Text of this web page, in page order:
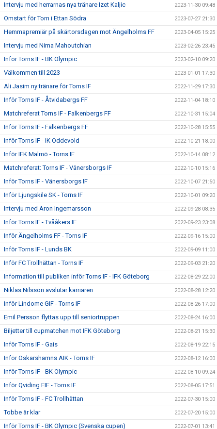
Intervju med herrarnas nya tränare Izet Kaljic 2023-11-30 09:48
Omstart för Torn i Ettan Södra 2023-07-27 21:30
Hemmapremiär på skärtorsdagen mot Ängelholms FF 2023-04-05 15:25
Intervju med Nima Mahoutchian 2023-02-26 23:45
Inför Torns IF - BK Olympic 2023-02-10 09:20
Välkommen till 2023 2023-01-01 17:30
Ali Jasim ny tränare för Torns IF 2022-11-29 17:30
Inför Torns IF - Åtvidabergs FF 2022-11-04 18:10
Matchreferat Torns IF - Falkenbergs FF 2022-10-31 15:04
Inför Torns IF - Falkenbergs FF 2022-10-28 15:55
Inför Torns IF - IK Oddevold 2022-10-21 18:00
Inför IFK Malmö - Torns IF 2022-10-14 08:12
Matchreferat: Torns IF - Vänersborgs IF 2022-10-10 15:16
Inför Torns IF - Vänersborgs IF 2022-10-07 21:50
Inför Ljungskile SK - Torns IF 2022-10-01 09:20
Intervju med Aron Ingemarsson 2022-09-28 08:35
Inför Torns IF - Tvååkers IF 2022-09-23 23:08
Inför Ängelholms FF - Torns IF 2022-09-16 15:00
Inför Torns IF - Lunds BK 2022-09-09 11:00
Inför FC Trollhättan - Torns IF 2022-09-03 21:20
Information till publiken inför Torns IF - IFK Göteborg 2022-08-29 22:00
Niklas Nilsson avslutar karriären 2022-08-28 12:20
Inför Lindome GIF - Torns IF 2022-08-26 17:00
Emil Persson flyttas upp till seniortruppen 2022-08-24 16:00
Biljetter till cupmatchen mot IFK Göteborg 2022-08-21 15:30
Inför Torns IF - Gais 2022-08-19 22:15
Inför Oskarshamns AIK - Torns IF 2022-08-12 16:00
Inför Torns IF - BK Olympic 2022-08-10 09:24
Inför Qviding FIF - Torns IF 2022-08-05 17:51
Inför Torns IF - FC Trollhättan 2022-07-30 15:00
Tobbe är klar 2022-07-20 15:00
Inför Torns IF - BK Olympic (Svenska cupen) 2022-07-01 13:41